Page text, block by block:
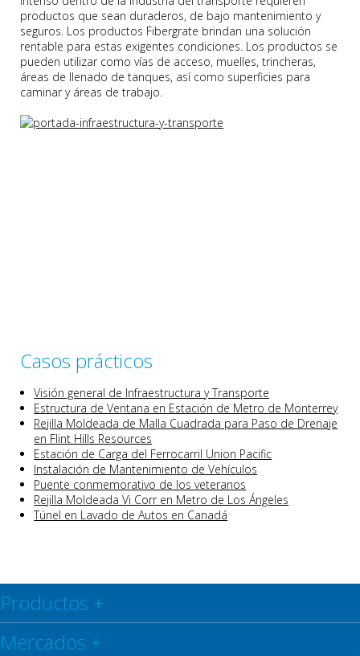
productos que sean duraderos, de bajo mantenimiento y
seguros. Los productos Fibergrate brindan una solución
rentable para estas exigentes condiciones. Los productos se
pueden utilizar como vías de acceso, muelles, trincheras,
áreas de llenado de tanques, así como superficies para
caminar y áreas de trabajo.
Casos prácticos
Visión general de Infraestructura y Transporte
Estructura de Ventana en Estación de Metro de Monterrey
Rejilla Moldeada de Malla Cuadrada para Paso de Drenaje
en Flint Hills Resources
Estación de Carga del Ferrocarril Union Pacific
Instalación de Mantenimiento de Vehículos
Puente conmemorativo de los veteranos
Rejilla Moldeada Vi Corr en Metro de Los Ángeles
Túnel en Lavado de Autos en Canadá
Productos +
Mercados +